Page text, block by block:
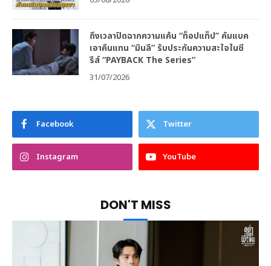
ถึงเวลาปิดฉากความแค้น “ท็อปแท็ป” คัมแบค
เอาคืนแทน “มินลี” รับประกันความสะใจในซี
รีส์ “PAYBACK The Series”
31/07/2026
Facebook Twitter
Instagram YouTube
DON'T MISS